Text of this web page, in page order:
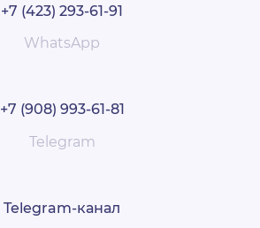
+7 (423) 293-61-91
WhatsApp
+7 (908) 993-61-81
Telegram
Telegram-канал